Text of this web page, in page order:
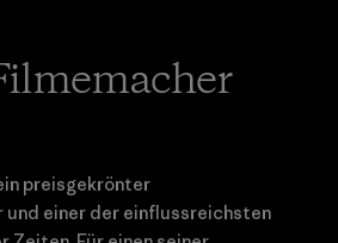
preisgekrönter
und einer der einflussreichsten